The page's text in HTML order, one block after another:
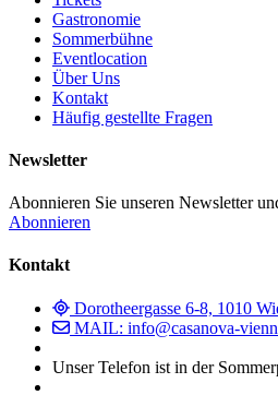
Gastronomie
Sommerbühne
Eventlocation
Über Uns
Kontakt
Häufig gestellte Fragen
Newsletter
Abonnieren Sie unseren Newsletter
Abonnieren
Kontakt
Dorotheergasse 6-8, 1010
MAIL: info@casanova-
Unser Telefon ist in der